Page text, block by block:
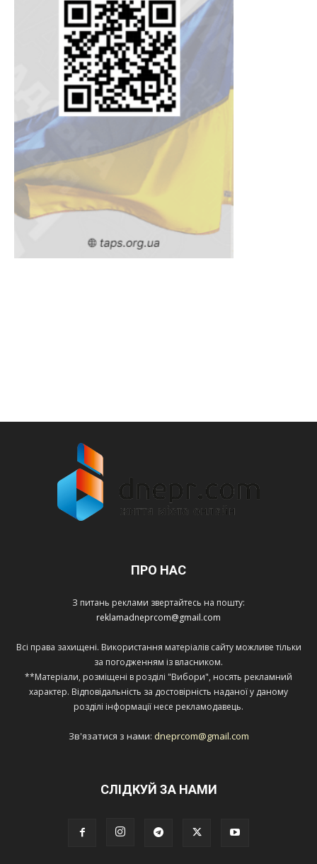
ПРО НАС
З питань реклами звертайтесь на пошту:
reklamadneprcom@gmail.com
Всі права захищені. Використання матеріалів сайту можливе тільки
за погодженням із власником.
**Матеріали, розміщені в розділі "Вибори", носять рекламний
характер. Відповідальність за достовірність наданої у даному
розділі інформації несе рекламодавець.
Зв'язатися з нами: dneprcom@gmail.com
СЛІДКУЙ ЗА НАМИ